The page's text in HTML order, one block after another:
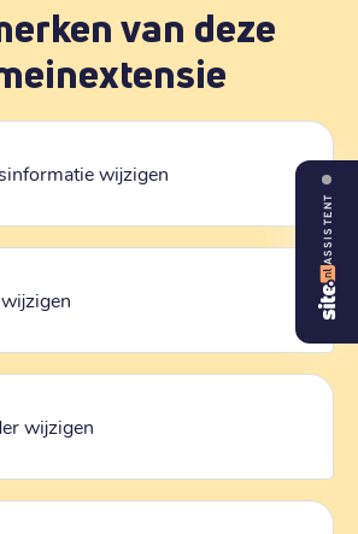
van deze
wijzigen
wijzigen
ASSISTENT